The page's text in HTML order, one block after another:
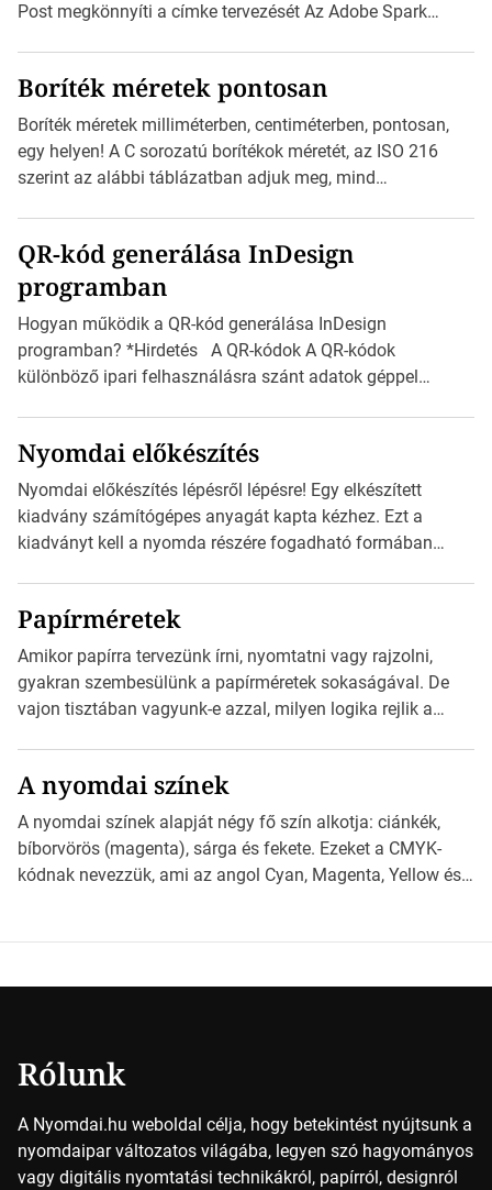
Post megkönnyíti a címke tervezését Az Adobe Spark
igazán foroghatnak a kreatív fogaskerekek, miközben
zajlik a saját címke készítése. Hogyan készítsünk címkét?
Válasszon méretet és alakot: Válassza ki a kívánt címke
méretét. Akár néhány […]
Boríték méretek pontosan
Boríték méretek milliméterben, centiméterben, pontosan,
egy helyen! A C sorozatú borítékok méretét, az ISO 216
szerint az alábbi táblázatban adjuk meg, mind
mutatja az A4-es papírlaphoz viszonyítva. Az amerikai és
észak-amerikai boríték méretére az ISO 216 nem
vonatkozik. Boríték méretének táblázata C0-tól […]
QR-kód generálása InDesign
programban
Hogyan működik a QR-kód generálása InDesign
programban? *Hirdetés A QR-kódok A QR-kódok
különböző ipari felhasználásra szánt adatok géppel
okostelefonjára telepíthet egy QR-kód-leolvasó
alkalmazást, ami leolvasni és dekódolni képes az URL-
információt és átirányítja a telefon böngészőjét a cég
weblapjára. A QR-kód beolvasása után a felhasználó
Nyomdai előkészítés
Nyomdai előkészítés lépésről lépésre! Egy elkészített
kiadvány számítógépes anyagát kapta kézhez. Ezt a
kiadványt kell a nyomda részére fogadható formában
Illustratorban készült vektorgrafika. *Hirdetés Minden
esetben konzultáljunk a nyomdával, mielőtt elkezdjük a
nyomdai előkészítést!Nehogy az elkészült munka után
derüljön ki, hogy valamit másképp kellett volna csinálni! […]
Papírméretek
Amikor papírra tervezünk írni, nyomtatni vagy rajzolni,
gyakran szembesülünk a papírméretek sokaságával. De
vajon tisztában vagyunk-e azzal, milyen logika rejlik a
*Hirdetés Ebben a cikkben a papírméretek izgalmas
világába kalauzolunk el téged, hogy jobban megértsd,
milyen szempontok alapján érdemes választanod a
jövőben. Bevezetés a papírméretek világába A […]
A nyomdai színek
A nyomdai színek alapját négy fő szín alkotja: ciánkék,
bíborvörös (magenta), sárga és fekete. Ezeket a CMYK-
kódnak nevezzük, ami az angol Cyan, Magenta, Yellow és
Rólunk
A Nyomdai.hu weboldal célja, hogy betekintést nyújtsunk a
nyomdaipar változatos világába, legyen szó hagyományos
vagy digitális nyomtatási technikákról, papírról, designról